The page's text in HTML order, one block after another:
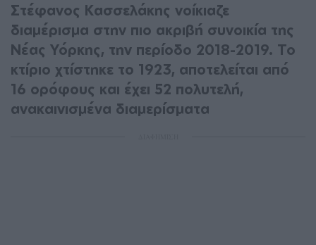
Στέφανος Κασσελάκης νοίκιαζε
διαμέρισμα στην πιο ακριβή συνοικία της
Νέας Υόρκης, την περίοδο 2018-2019. Το
κτίριο χτίστηκε το 1923, αποτελείται από
16 ορόφους και έχει 52 πολυτελή,
ανακαινισμένα διαμερίσματα